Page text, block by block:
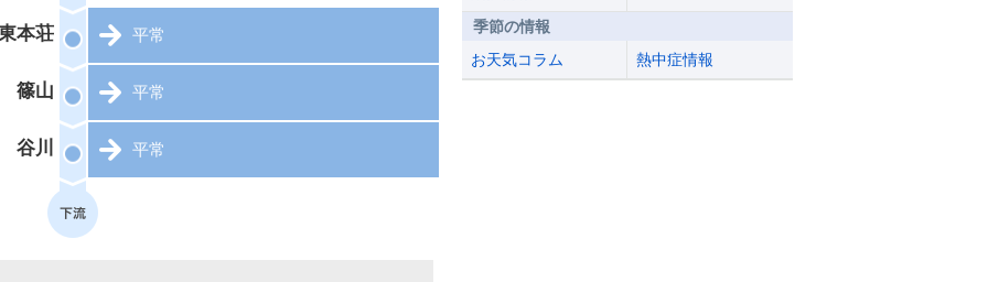
本荘 平常
篠山 平常
谷川 平常
季節の情報
お天気コラム
熱中症情報